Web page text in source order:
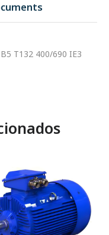
T132 400/690 IE3